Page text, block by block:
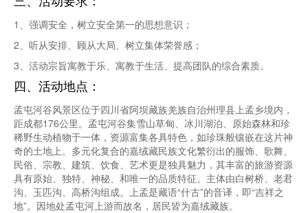
1、强调安全，树立安全第一的思想意识；
2、听从安排、顾从大局、树立集体荣誉感；
3、活动宗旨寓教于乐、寓教于生活、提高团队的综合素质。
四、活动地点：
孟屯河谷风景区位于四川省阿坝藏族羌族自治州理县上孟乡境内，
距成都176公里。孟屯河谷集雪山草甸、冰川湖泊、原始森林和珍
稀野生动植物于一体，资源富集各具特色，如珍珠般镶嵌在这片神
奇的土地上。多元化复合的嘉绒藏民族文化繁衍出的服饰、歌舞、
民俗、宗教、建筑、饮食、艺术更是独具魅力，其丰富的旅游资源
具有原始、独特、神秘、和唯一的品质特征。主体由白树桥、老君
沟、玉匹沟、高桥沟组成。上孟是藏语“什古”的音译，即“吉祥之
地”。因地处孟屯河上游而故名，居民皆为嘉绒藏族。